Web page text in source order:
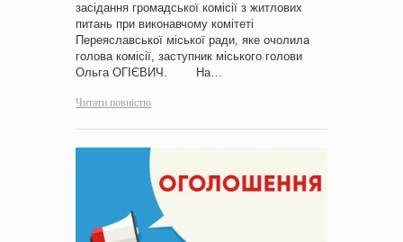
засідання громадської комісії з житлових
питань при виконавчому комітеті
Переяславської міської ради, яке очолила
голова комісії, заступник міського голови
Ольга ОГІЄВИЧ. На…
Читати повністю